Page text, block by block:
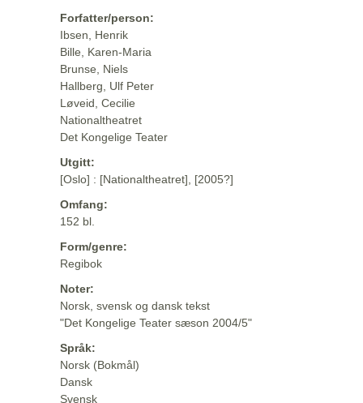
Forfatter/person:
Ibsen, Henrik
Bille, Karen-Maria
Brunse, Niels
Hallberg, Ulf Peter
Løveid, Cecilie
Nationaltheatret
Det Kongelige Teater
Utgitt:
[Oslo] : [Nationaltheatret], [2005?]
Omfang:
152 bl.
Form/genre:
Regibok
Noter:
Norsk, svensk og dansk tekst
"Det Kongelige Teater sæson 2004/5"
Språk:
Norsk (Bokmål)
Dansk
Svensk